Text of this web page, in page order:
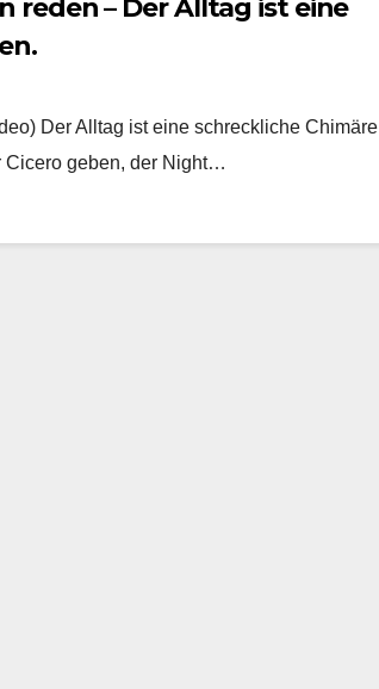
reden – Der Alltag ist eine
Der Alltag ist eine schreckliche Chimäre
Cicero geben, der Night…